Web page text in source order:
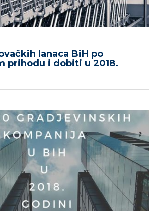
lanaca BiH po
prihodu i dobiti u 2018.